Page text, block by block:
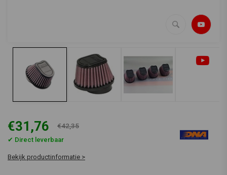
€31,76 €42,35
✔ Direct leverbaar
Bekijk productinformatie >